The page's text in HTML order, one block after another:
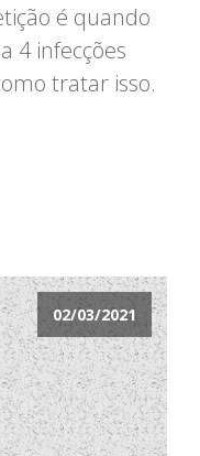
é quando
4 infecções
tratar isso.
02/03/2021